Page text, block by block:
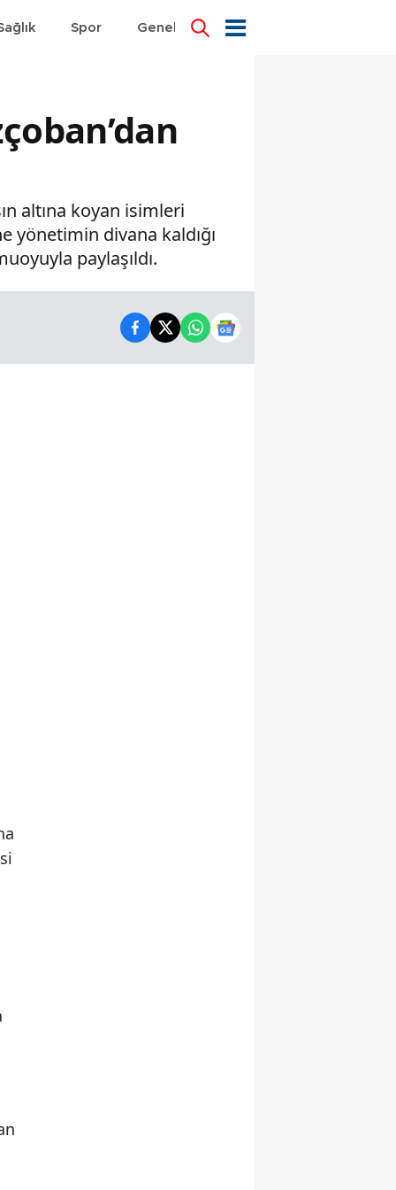
Spor Genel Dünya
altına koyan isimleri
yönetimin divana kaldığı
paylaşıldı.